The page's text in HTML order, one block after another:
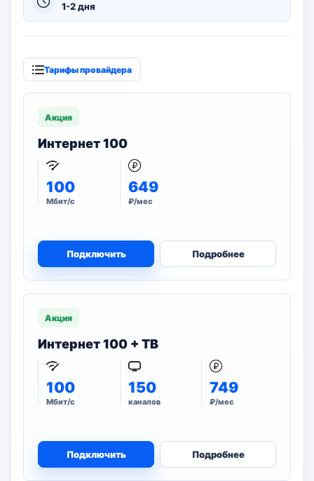
1-2 дня
Тарифы провайдера
Акция
Интернет 100
100
Мбит/с
649
₽/мес
Подключить Подробнее
Акция
Интернет 100 + ТВ
100
Мбит/с
150
каналов
749
₽/мес
Подключить Подробнее